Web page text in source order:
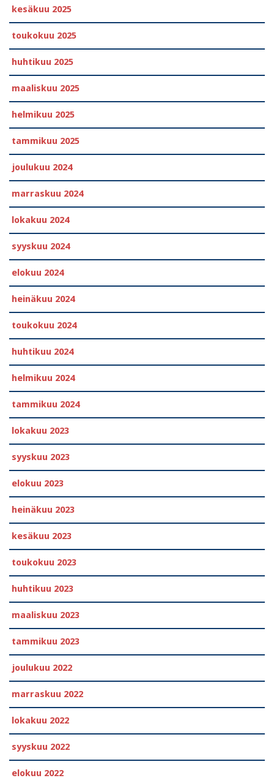
kesäkuu 2025
toukokuu 2025
huhtikuu 2025
maaliskuu 2025
helmikuu 2025
tammikuu 2025
joulukuu 2024
marraskuu 2024
lokakuu 2024
syyskuu 2024
elokuu 2024
heinäkuu 2024
toukokuu 2024
huhtikuu 2024
helmikuu 2024
tammikuu 2024
lokakuu 2023
syyskuu 2023
elokuu 2023
heinäkuu 2023
kesäkuu 2023
toukokuu 2023
huhtikuu 2023
maaliskuu 2023
tammikuu 2023
joulukuu 2022
marraskuu 2022
lokakuu 2022
syyskuu 2022
elokuu 2022